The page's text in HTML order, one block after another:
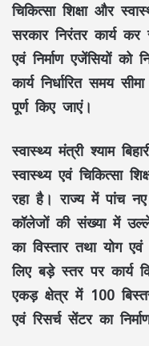
चिकित्सा शिक्षाऔर
सरकार निरंतर कार्य
एवंनिर्माण एजेंसियोंको
कार्यनिर्धारित समय सीमा
पूर्ण किए जाएं।
स्वास्थ्य मंत्री श्याम
स्वास्थ्य एवं चिकित्सा
रहा है। राज्य मेंपांच
कॉलेजोंकी संख्या में
का विस्तार तथायोग एवं
लिए बड़े स्तर पर कार्य
एकड़ क्षेत्रमें 100
एवं रिसर्च सेंटरका